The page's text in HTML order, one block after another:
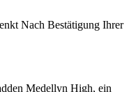
Nach Bestätigung Ihrer
Medellyn High, ein